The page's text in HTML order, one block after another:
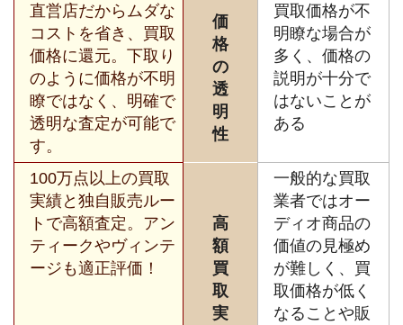
直営店だからムダな
コストを省き、買取
価格に還元。下取り
のように価格が不明
瞭ではなく、明確で
透明な査定が可能で
す。
価
格
の
透
明
性
買取価格が不
明瞭な場合が
多く、価格の
説明が十分で
はないことが
ある
100万点以上の買取
実績と独自販売ルー
トで高額査定。アン
ティークやヴィンテ
ージも適正評価！
高
額
買
取
実
一般的な買取
業者ではオー
ディオ商品の
価値の見極め
が難しく、買
取価格が低く
なることや販